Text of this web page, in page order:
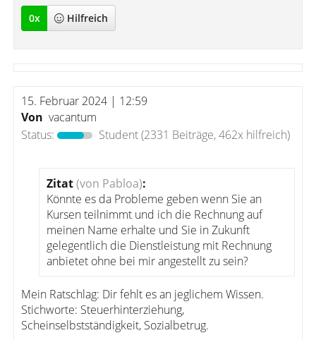
0x Hilfreich
15. Februar 2024 | 12:59
Von vacantum
Status:
Student(2331 Beiträge, 462x hilfreich)
Zitat(von Pabloa):
Könnte es da Probleme geben wenn Sie an
Kursen teilnimmt und ich die Rechnung auf
meinen Name erhalte und Sie in Zukunft
gelegentlich die Dienstleistung mit Rechnung
anbietet ohne bei mir angestellt zu sein?
Mein Ratschlag: Dir fehlt es an jeglichem Wissen.
Stichworte: Steuerhinterziehung,
Scheinselbstständigkeit, Sozialbetrug.